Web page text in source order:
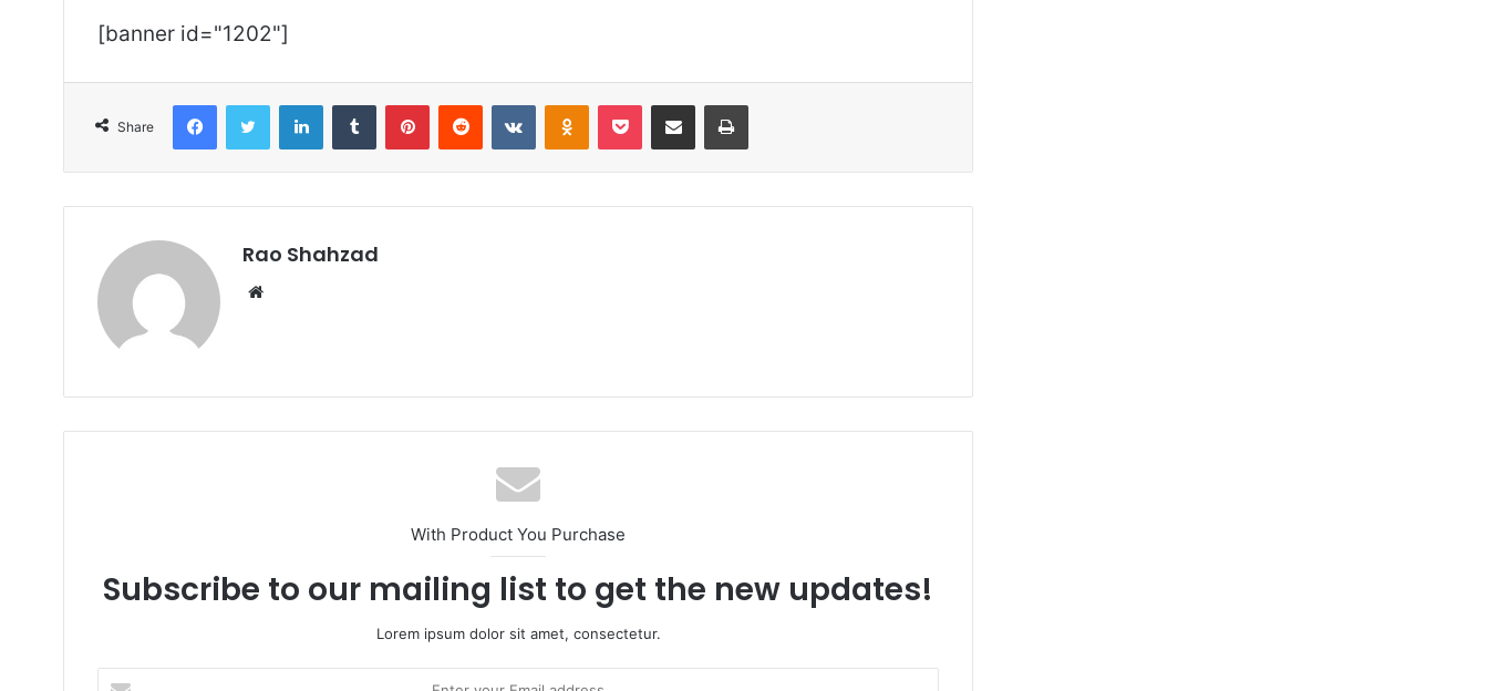
[banner id="1202"]
Share
FacebookTwitter LinkedInTumblr PinterestReddit VKontakteOdnoklassniki
Pocket Share via Email Print
Rao Shahzad
Website
With Product You Purchase
Subscribe to our mailing list to get the new updates!
Lorem ipsum dolor sit amet, consectetur.